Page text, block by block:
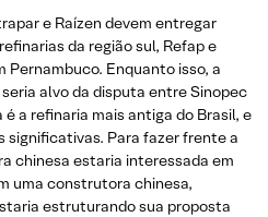
e Raízen devem entregar
da região sul, Refap e
Pernambuco. Enquanto isso, a
alvo da disputa entre Sinopec
a refinaria mais antiga do Brasil, e
significativas. Para fazer frente a
chinesa estaria interessada em
uma construtora chinesa,
estruturando sua proposta